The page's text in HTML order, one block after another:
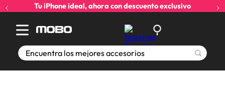
Tu iPhone ideal, ahora con descuento exclusivo
Encuentra los mejores accesorios